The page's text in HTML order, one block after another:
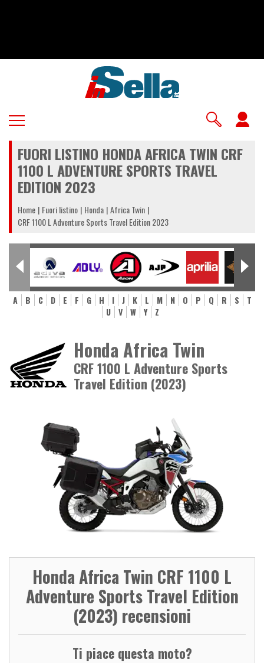
FUORI LISTINO HONDA AFRICA TWIN CRF
1100 L ADVENTURE SPORTS TRAVEL
EDITION 2023
Home Fuori listino Honda Africa Twin
CRF 1100 L Adventure Sports Travel Edition 2023
A B C D E F G H I J K L M N O P Q R S
T
U
V W Y Z
Honda Africa Twin
CRF 1100 L Adventure Sports
Travel Edition (2023)
Honda Africa Twin CRF 1100 L
Adventure Sports Travel Edition
(2023) recensioni
Ti piace questa moto?